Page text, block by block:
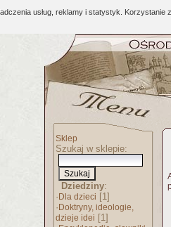
usług, reklamy i statystyk.
Sklep
Szukaj w sklepie:
Dziedziny:
· Dla dzieci [1]
· Doktryny, ideologie,
dzieje idei [1]